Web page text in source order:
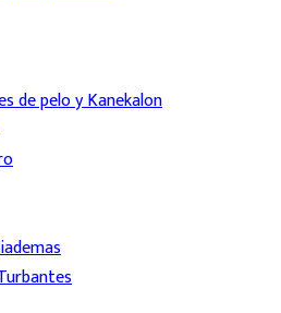
de pelo y Kanekalon